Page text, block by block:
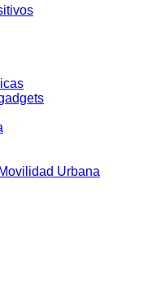
Urbana